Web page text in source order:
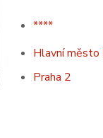
****
Hlavní město
Praha 2